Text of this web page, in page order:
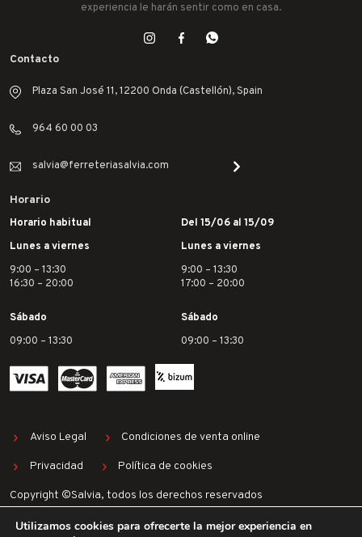
Utilizamos cookies para ofrecerte la mejor experiencia en
experiencia le harán sentir como en casa.
Contacto
Plaza San José 11, 12200 Onda (Castellón), Spain
964 60 00 03
salvia@ferreteriasalvia.com
Horario
Horario habitual
Lunes a viernes
9:00 – 13:30
16:30 – 20:00
Sábado
09:00 – 13:30
Del 15/06 al 15/09
Lunes a viernes
9:00 – 13:30
17:00 – 20:00
Sábado
09:00 – 13:30
Copyright ©Salvia, todos los derechos reservados
Aviso Legal Condiciones de venta online
Privacidad Política de cookies